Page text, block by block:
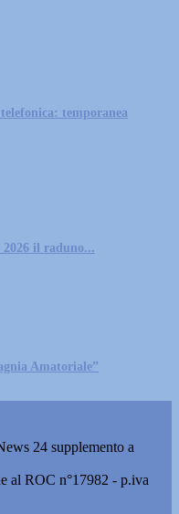
temporanea
il raduno...
Amatoriale”
24 supplemento a
al ROC n°17982 - p.iva